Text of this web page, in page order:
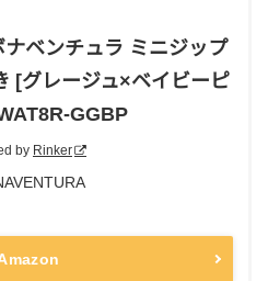
ベンチュラ ミニジップ
[グレージュ×ベイビーピ
GGBP
by Rinker